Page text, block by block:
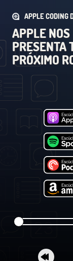
APPLE CODING
APPLE NOS
PRESENTA
PRÓXIMO